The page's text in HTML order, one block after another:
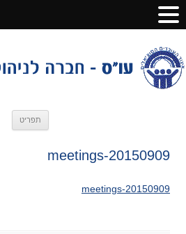
תפריט
20150909-meetings
20150909-meetings